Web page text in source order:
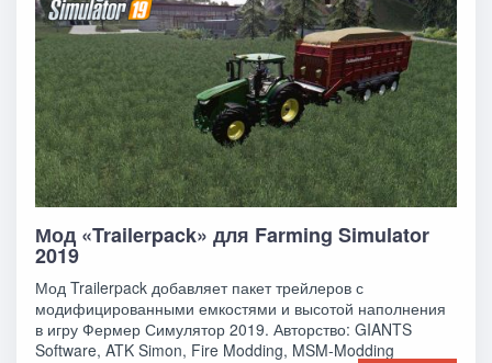
Мод «Trailerpack» для Farming Simulator
2019
Мод Trailerpack добавляет пакет трейлеров с
модифицированными емкостями и высотой наполнения
в игру Фермер Симулятор 2019. Авторство: GIANTS
Software, ATK Simon, Fire Modding, MSM-Modding